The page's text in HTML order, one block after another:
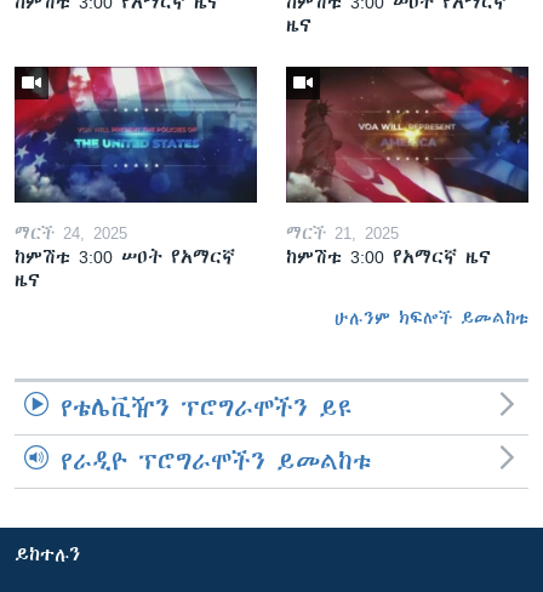
ዜና
ማርች 24, 2025
ከምሽቱ 3:00 ሠዐት የአማርኛ
ዜና
ማርች 21, 2025
ከምሽቱ 3:00 የአማርኛ ዜና
ሁሉንም ክፍሎች ይመልከቱ
የቴሌቪዥን ፕሮግራሞችን ይዩ
የራዲዮ ፕሮግራሞችን ይመልከቱ
ይከተሉን